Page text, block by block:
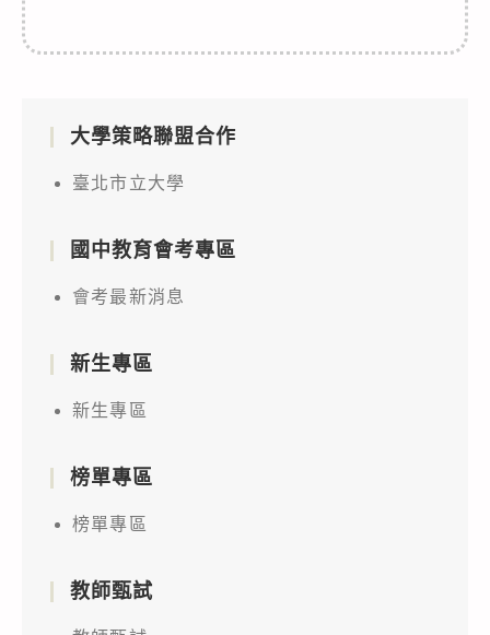
大學策略聯盟合作
臺北市立大學
國中教育會考專區
會考最新消息
新生專區
新生專區
榜單專區
榜單專區
教師甄試